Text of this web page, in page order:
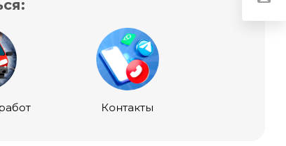
Контакты